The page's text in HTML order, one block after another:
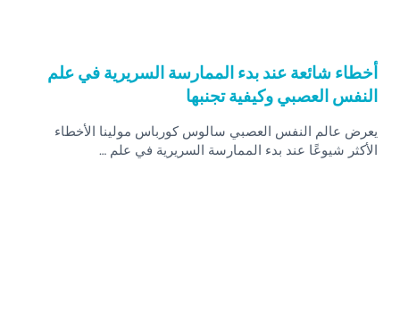
أخطاء شائعة عند بدء الممارسة السريرية في علم
النفس العصبي وكيفية تجنبها
يعرض عالم النفس العصبي سالوس كورباس مولينا الأخطاء
الأكثر شيوعًا عند بدء الممارسة السريرية في علم …